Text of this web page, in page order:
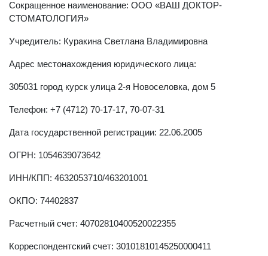
Сокращенное наименование: ООО «ВАШ ДОКТОР-
СТОМАТОЛОГИЯ»
Учредитель: Куракина Светлана Владимировна
Адрес местoнахождения юридического лица:
305031 город курск улица 2-я Новоселовка, дом 5
Телефон: +7 (4712) 70-17-17, 70-07-31
Дата государственной регистрации: 22.06.2005
ОГРН: 1054639073642
ИНН/КПП: 4632053710/463201001
ОКПО: 74402837
Расчетный счет: 40702810400520022355
Корреспондентский счет: 30101810145250000411